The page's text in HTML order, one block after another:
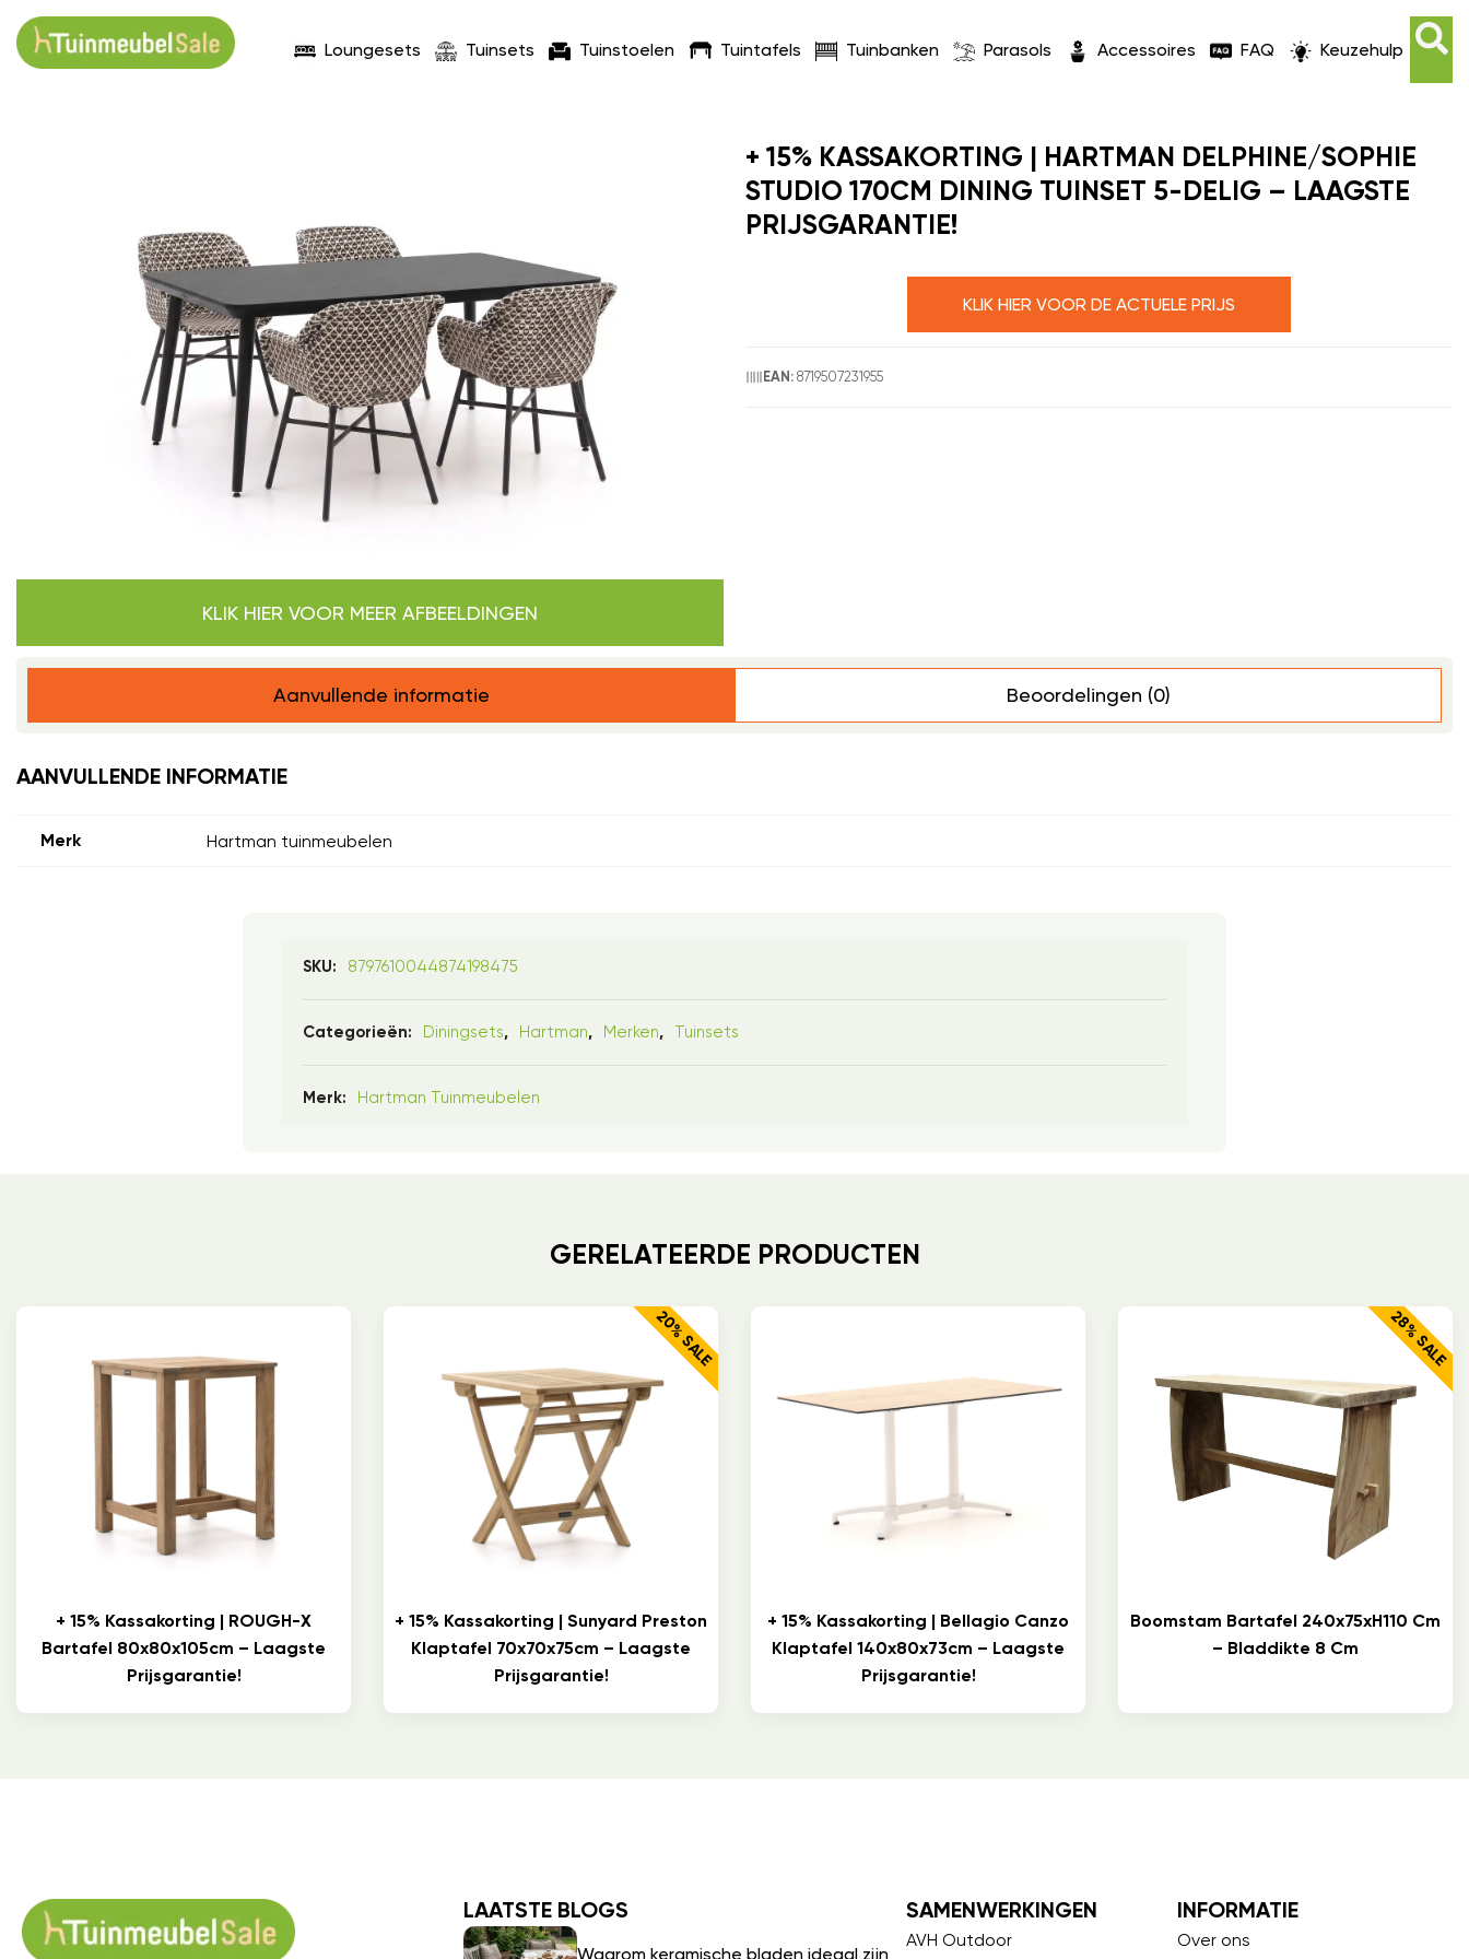
Loungesets Tuinsets Tuinstoelen Tuintafels Tuinbanken Parasols Accessoires FAQ Keuzehulp
KLIK HIER VOOR MEER AFBEELDINGEN
+ 15% KASSAKORTING | HARTMAN DELPHINE/SOPHIE
STUDIO 170CM DINING TUINSET 5-DELIG – LAAGSTE
PRIJSGARANTIE!
KLIK HIER VOOR DE ACTUELE PRIJS
EAN: 8719507231955
Aanvullende informatie Beoordelingen (0)
AANVULLENDE INFORMATIE
Merk Hartman tuinmeubelen
SKU: 8797610044874198475
Categorieën: Diningsets, Hartman, Merken, Tuinsets
Merk: Hartman Tuinmeubelen
GERELATEERDE PRODUCTEN
+ 15% Kassakorting | ROUGH-X
Bartafel 80x80x105cm – Laagste
Prijsgarantie!
20% SALE
+ 15% Kassakorting | Sunyard Preston
Klaptafel 70x70x75cm – Laagste
Prijsgarantie!
+ 15% Kassakorting | Bellagio Canzo
Klaptafel 140x80x73cm – Laagste
Prijsgarantie!
28% SALE
Boomstam Bartafel 240x75xH110 Cm
– Bladdikte 8 Cm
LAATSTE BLOGS
Waarom keramische bladen ideaal zijn
SAMENWERKINGEN
AVH Outdoor
INFORMATIE
Over ons